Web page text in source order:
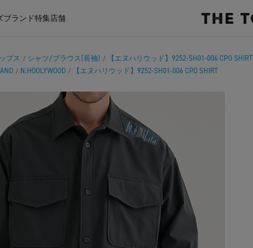
ブランド特集店舗
プス / シャツ/ブラウス(長袖) /
【エヌハリウッド】9252-SH01-006 CPO SHIRT
/ N.HOOLYWOOD / 【エヌハリウッド】9252-SH01-006 CPO SHIRT